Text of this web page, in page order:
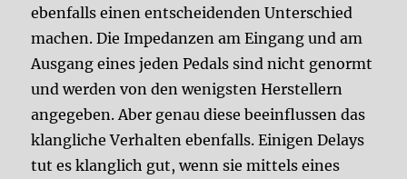
ebenfalls einen entscheidenden Unterschied
machen. Die Impedanzen am Eingang und am
Ausgang eines jeden Pedals sind nicht genormt
und werden von den wenigsten Herstellern
angegeben. Aber genau diese beeinflussen das
klangliche Verhalten ebenfalls. Einigen Delays
tut es klanglich gut, wenn sie mittels eines